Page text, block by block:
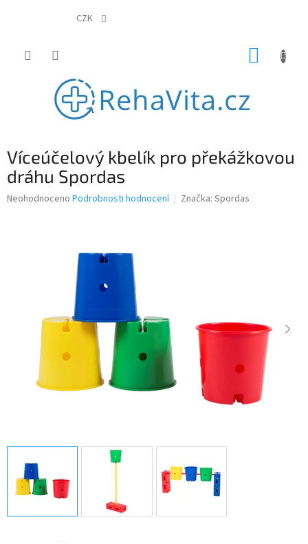
CZK
Víceúčelový kbelík pro překážkovou
dráhu Spordas
Průměrné
Neohodnoceno Podrobnosti hodnocení Značka: Spordas